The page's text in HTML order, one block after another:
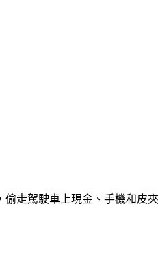
走駕駛車上現金、手機和皮